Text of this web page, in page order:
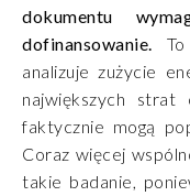
dokumentu
dofinansowanie.
analizuje zużycie
największych strat
faktycznie mogą
Coraz więcej
takie badanie,